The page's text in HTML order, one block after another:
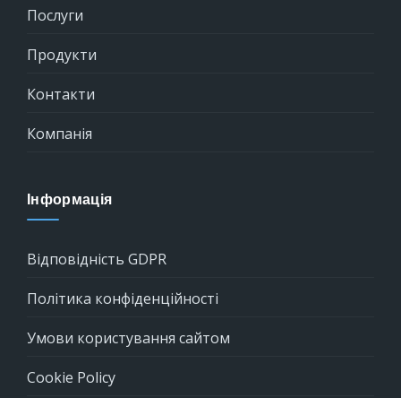
Послуги
Продукти
Контакти
Компанія
Інформація
Відповідність GDPR
Політика конфіденційності
Умови користування сайтом
Cookie Policy